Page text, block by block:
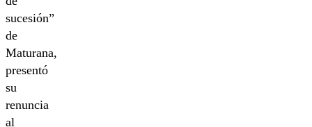
sucesión”
de
Maturana,
presentó
su
renuncia
al